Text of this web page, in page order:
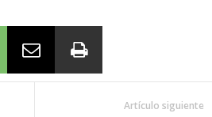
Artículo siguiente